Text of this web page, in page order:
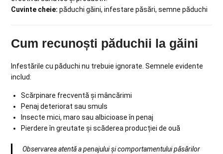
Cuvinte cheie: păduchi găini, infestare păsări, semne păduchi
Cum recunoști păduchii la găini
Infestările cu păduchi nu trebuie ignorate. Semnele evidente
includ:
Scărpinare frecventă și mâncărimi
Penaj deteriorat sau smuls
Insecte mici, maro sau albicioase în penaj
Pierdere în greutate și scăderea producției de ouă
Observarea atentă a penajului și comportamentului păsărilor